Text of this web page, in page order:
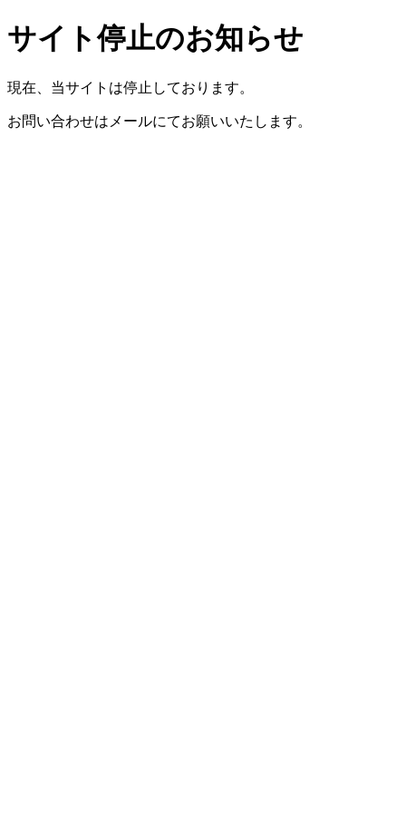
サイト停止のお知らせ
現在、当サイトは停止しております。
お問い合わせはメールにてお願いいたします。